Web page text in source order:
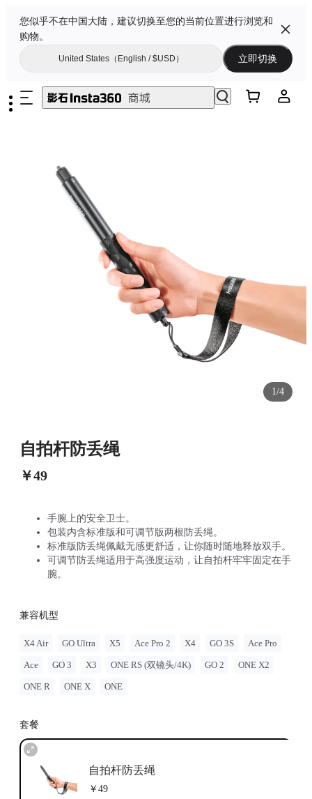
您似乎不在中国大陆，建议切换至您的当前位置进行浏览和
购物。
United States（English / $USD） 立即切换
1/4
自拍杆防丢绳
￥49
手腕上的安全卫士。
包装内含标准版和可调节版两根防丢绳。
标准版防丢绳佩戴无感更舒适，让你随时随地释放双手。
可调节防丢绳适用于高强度运动，让自拍杆牢牢固定在手
腕。
兼容机型
X4 Air GO Ultra X5 Ace Pro 2 X4 GO 3S Ace Pro
Ace GO 3 X3 ONE RS (双镜头/4K) GO 2 ONE X2
ONE R ONE X ONE
套餐
自拍杆防丢绳
￥49